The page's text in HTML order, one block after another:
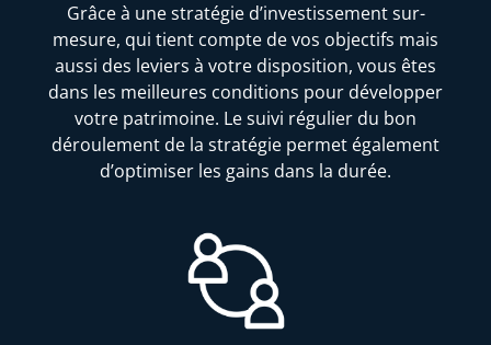
Grâce à une stratégie d’investissement sur-
mesure, qui tient compte de vos objectifs mais
aussi des leviers à votre disposition, vous êtes
dans les meilleures conditions pour développer
votre patrimoine. Le suivi régulier du bon
déroulement de la stratégie permet également
d’optimiser les gains dans la durée.